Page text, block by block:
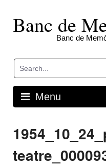
contentBanc de
Banc de
Menu